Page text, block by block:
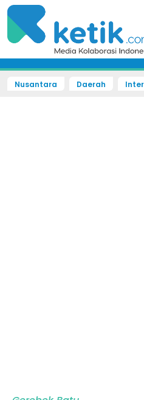
Nusantara Daerah